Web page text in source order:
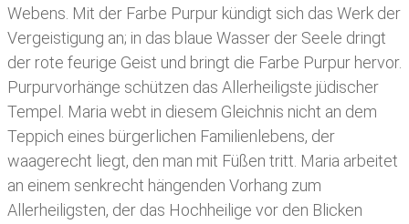
Webens. Mit der Farbe Purpur kündigt sich das Werk der
Vergeistigung an; in das blaue Wasser der Seele dringt
der rote feurige Geist und bringt die Farbe Purpur hervor.
Purpurvorhänge schützen das Allerheiligste jüdischer
Tempel. Maria webt in diesem Gleichnis nicht an dem
Teppich eines bürgerlichen Familienlebens, der
waagerecht liegt, den man mit Füßen tritt. Maria arbeitet
an einem senkrecht hängenden Vorhang zum
Allerheiligsten, der das Hochheilige vor den Blicken